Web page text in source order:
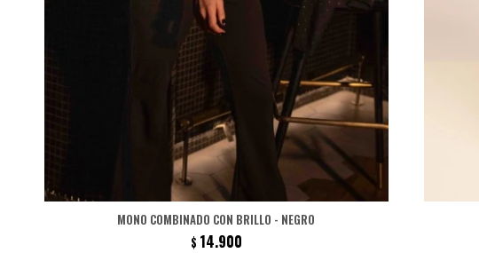
MONO COMBINADO CON BRILLO - NEGRO
$ 14.900